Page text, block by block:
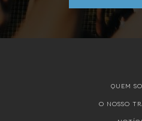
QUEM
O NOSSO